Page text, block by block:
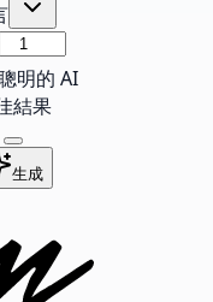
明的 AI
結果
生成